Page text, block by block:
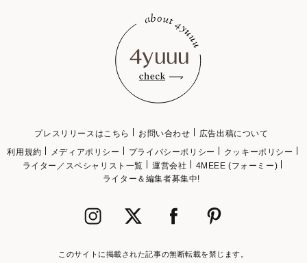
プレスリリースはこちら お問い合わせ
広告出稿について
利用規約
メディアポリシー プライバシーポリシー
クッキーポリシー
ライター／スペシャリスト一覧
運営会社
4MEEE (フォーミー)
ライター＆編集者募集中!
このサイトに掲載された記事の無断転載を禁じます。